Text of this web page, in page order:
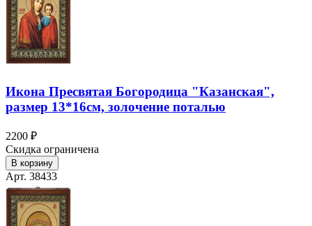
Икона Пресвятая Богородица "Казанская",
размер 13*16см, золочение поталью
2200 ₽
Скидка ограничена
В корзину
Арт. 38433